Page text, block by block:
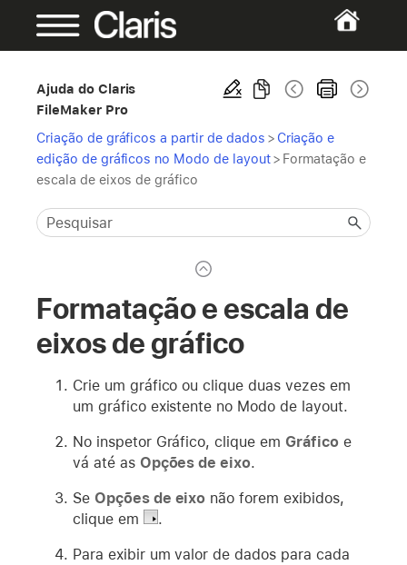
Ajuda do Claris
FileMaker Pro
Criação de gráficos a partir de dados > Criação e
edição de gráficos no Modo de layout> Formatação e
escala de eixos de gráfico
Formatação e escala de
eixos de gráfico
Crie um gráfico ou clique duas vezes em
um gráfico existente no Modo de layout.
No inspetor Gráfico, clique em Gráficoe
vá até as Opções de eixo.
Se Opções de eixo não forem exibidos,
clique em
.
Para exibir um valor de dados para cada